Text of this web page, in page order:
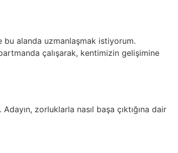
bu alanda uzmanlaşmak istiyorum.
çalışarak, kentimizin gelişimine
zorluklarla nasıl başa çıktığına dair